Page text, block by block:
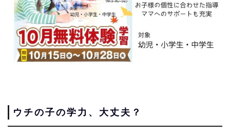
ウチの子の学力、大丈夫？